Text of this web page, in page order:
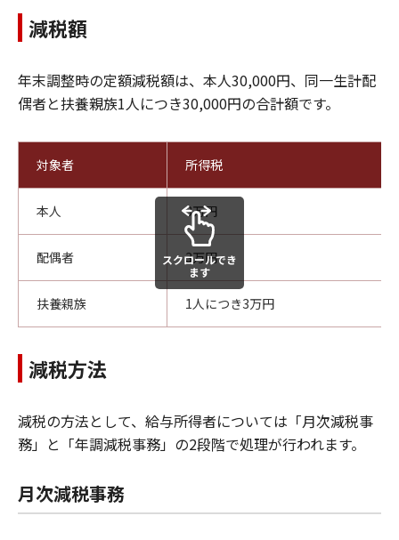
減税額
年末調整時の定額減税額は、本人30,000円、同一生計配
偶者と扶養親族1人につき30,000円の合計額です。
対象者 所得税
本人 3万円
配偶者 3万円
扶養親族 1人につき3万円
スクロールでき
ます
減税方法
減税の方法として、給与所得者については「月次減税事
務」と「年調減税事務」の2段階で処理が行われます。
月次減税事務